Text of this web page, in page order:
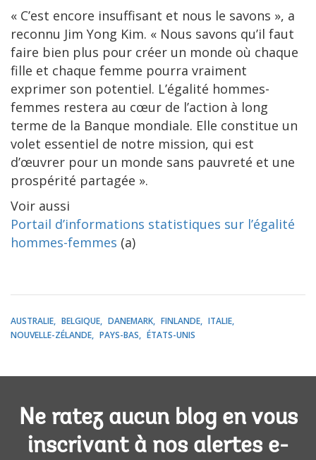
« C’est encore insuffisant et nous le savons », a
reconnu Jim Yong Kim. « Nous savons qu’il faut
faire bien plus pour créer un monde où chaque
fille et chaque femme pourra vraiment
exprimer son potentiel. L’égalité hommes-
femmes restera au cœur de l’action à long
terme de la Banque mondiale. Elle constitue un
volet essentiel de notre mission, qui est
d’œuvrer pour un monde sans pauvreté et une
prospérité partagée ».
Voir aussi
Portail d’informations statistiques sur l’égalité
hommes-femmes (a)
AUSTRALIE BELGIQUE DANEMARK FINLANDE
ITALIE
NOUVELLE-ZÉLANDE
PAYS-BAS ÉTATS-UNIS
Ne ratez aucun blog en vous
inscrivant à nos alertes e-